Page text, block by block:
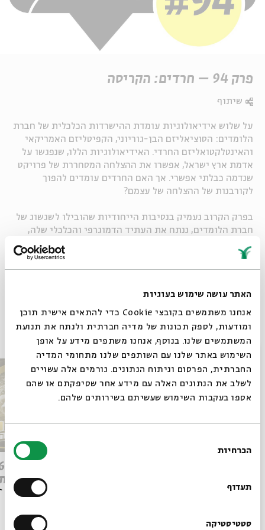
האתר עושה שימוש בעוגיות
אנחנו משתמשים בקובצי Cookie כדי להתאים אישית תוכן
ומודעות, לספק תכונות של מדיה חברתית ולנתח את תנועת
המשתמשים שלנו. בנוסף, אנחנו משתפים מידע על אופן
השימוש באתר שלנו עם השותפים שלנו מתחומי המדיה
החברתית, הפרסום וניתוח הנתונים. גורמים אלה עשויים
לשלב את הנתונים האלה עם מידע אחר שסיפקתם או שהם
אספו בעקבות השימוש שעשיתם בשירותים שלהם.
הסכמה
הכרחיות
תעדוף
סטטיסטיקה
פרק 94 – חרדים: הקריסה
על שלוש אידיאולוגיות עומדת ההישרדות הכלכלית של חברת
הלומדים: הסוציאליזם הבן-גוריוני, הקפיטליזם האמריקאי
והאינטלקטואליזם החרדי. האידיאולוגיות הללו, שנפגשו על
אדמת ארץ ישראל, אפשרו את ההצלחה המסחררת של פרויקט
שנדמה כבלתי אפשרי. אך האם החרדים עומדים להפוך
לקורבנות של ההצלחה של עצמם?
בפרק הקרוב נעמיק בנסיבות הייחודיות שהובילו לשגשוג של
חברת הלומדים, ננתח את העתיד הדמוגרפי והכלכלי שלה,
ונבחן מדוע ההצלחה הזו עלולה לסכן את החברה החרדית ואת
הפרויקט הציוני כולו.
שיתוף
לקבלת עדכונים על פרק חדש ב-
פרקים נוספים בסדרה
ישן
סגור